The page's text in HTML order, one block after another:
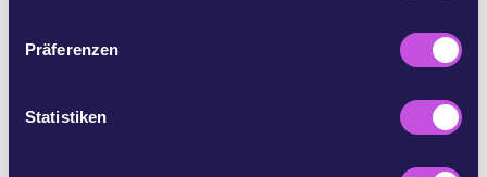
Präferenzen
Statistiken
die EU-Regierungen auf, NEIN zu Landminen zu
Referenzen:
https://www.the-monitor.org/reports/landmine-monit